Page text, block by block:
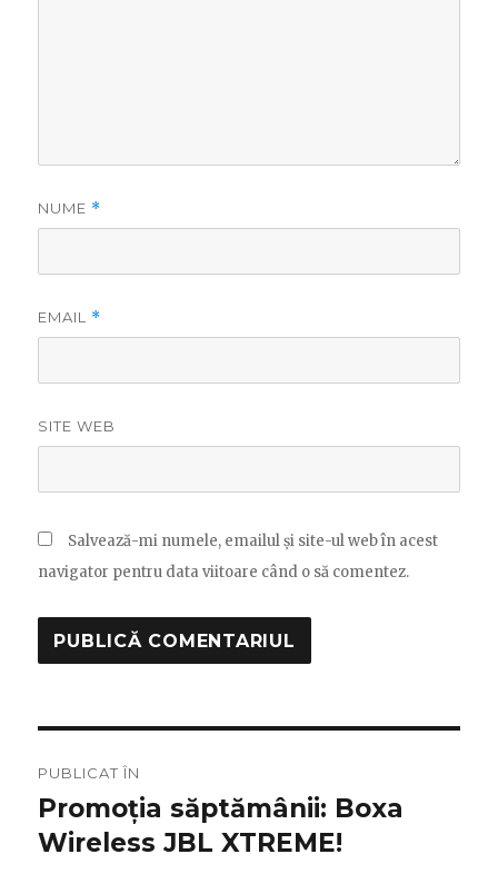
NUME *
EMAIL *
SITE WEB
Salvează-mi numele, emailul și site-ul web în acest
navigator pentru data viitoare când o să comentez.
în
articole
PUBLICAT ÎN
Promoția săptămânii: Boxa
Wireless JBL XTREME!